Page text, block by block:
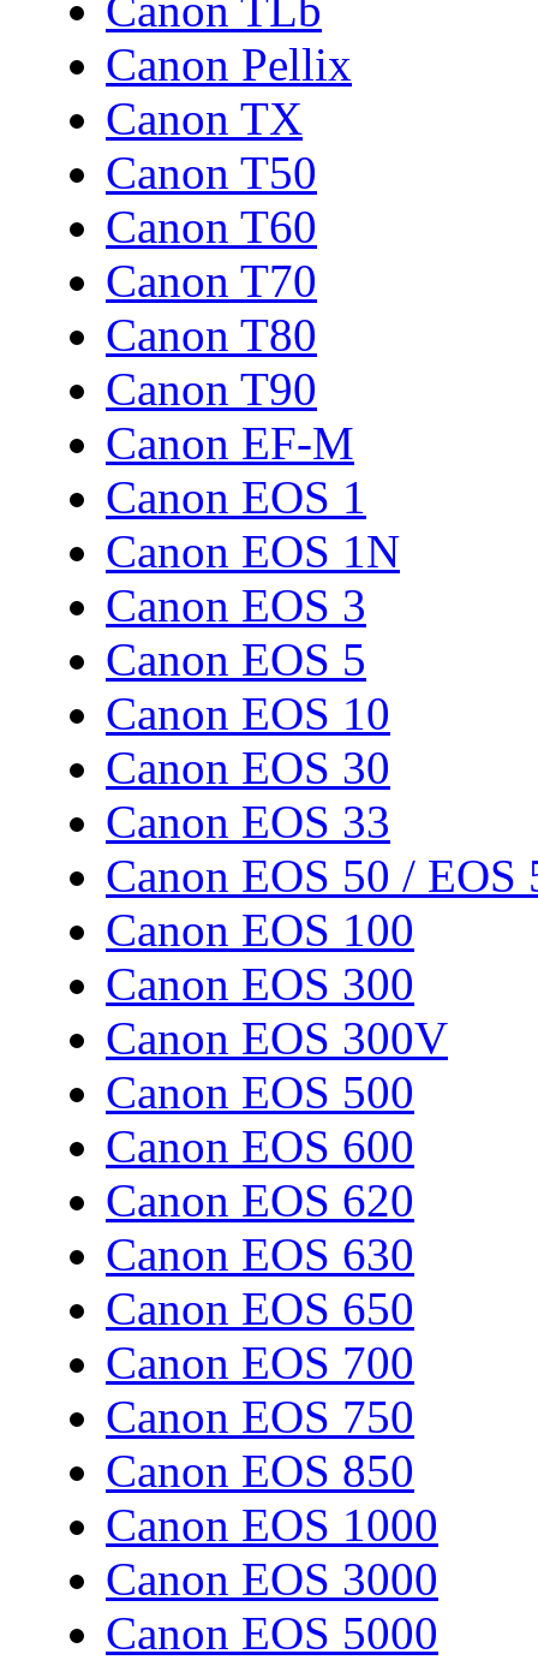
Canon Pellix
Canon TX
Canon T50
Canon T60
Canon T70
Canon T80
Canon T90
Canon EF-M
Canon EOS 1
Canon EOS 1N
Canon EOS 3
Canon EOS 5
Canon EOS 10
Canon EOS 30
Canon EOS 33
Canon EOS 50 / EOS
Canon EOS 100
Canon EOS 300
Canon EOS 300V
Canon EOS 500
Canon EOS 600
Canon EOS 620
Canon EOS 630
Canon EOS 650
Canon EOS 700
Canon EOS 750
Canon EOS 850
Canon EOS 1000
Canon EOS 3000
Canon EOS 5000